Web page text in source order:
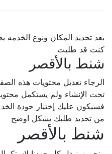
بعد تحديد المكان ونوع الخدمه
كنت قد طلبت
شنط بالأقصر
الرجاء تعديل محتويات هذه
تحت الإنشاء ولم يستكمل
فسيكون عليك إختيار جودة
من تحديد طلبك بشكل اوضح
شنط بالأقصر